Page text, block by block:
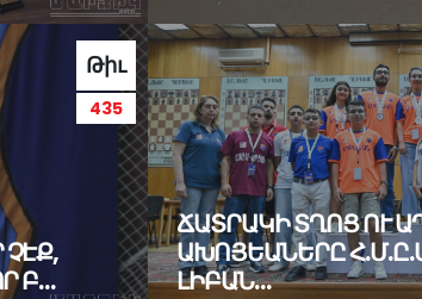
Թիւ
435
Բ…
ՃԱՏՐԱԿԻ ՏՂՈՑ ՈՒ
ԱԽՈՅԵԱՆԵՐԸ
ԼԻԲԱՆ…